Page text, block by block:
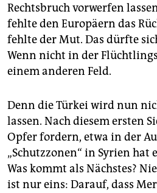
Rechtsbruch vorwerfen
fehlte den Europäern das
fehlte der Mut. Das dürfte
Wenn nicht in der
einem anderen Feld.
Denn die Türkei wird nun
lassen. Nach diesem ersten
Opfer fordern, etwa in der
„Schutzzonen“ in Syrien hat
Was kommt als Nächstes?
ist nur eins: Darauf, dass